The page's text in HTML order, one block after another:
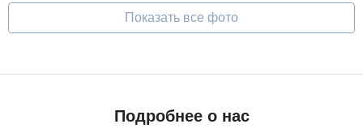
Показать все фото
Подробнее о нас